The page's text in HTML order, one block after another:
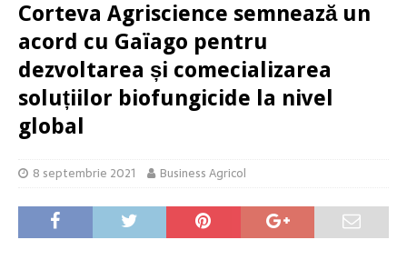
Corteva Agriscience semnează un
acord cu Gaïago pentru
dezvoltarea și comecializarea
soluțiilor biofungicide la nivel
global
8 septembrie 2021 Business Agricol